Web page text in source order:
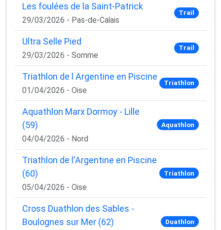
Les foulées de la Saint-Patrick
29/03/2026 - Pas-de-Calais
Trail
Ultra Selle Pied
29/03/2026 - Somme
Trail
Triathlon de l Argentine en Piscine
01/04/2026 - Oise
Triathlon
Aquathlon Marx Dormoy - Lille
(59)
04/04/2026 - Nord
Aquathlon
Triathlon de l'Argentine en Piscine
(60)
05/04/2026 - Oise
Triathlon
Cross Duathlon des Sables -
Boulognes sur Mer (62)
Duathlon